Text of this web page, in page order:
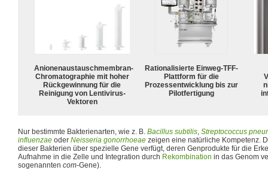
Anionenaustauschmembran-
Chromatographie mit hoher
Rückgewinnung für die
Reinigung von Lentivirus-
Vektoren
Rationalisierte Einweg-TFF-
Plattform für die
Prozessentwicklung bis zur
Pilotfertigung
Nur bestimmte Bakterienarten, wie z. B. Bacillus subtilis, Streptococcus
influenzae oder Neisseria gonorrhoeae zeigen eine natürliche Kompetenz.
dieser Bakterien über spezielle Gene verfügt, deren Genprodukte für die
Aufnahme in die Zelle und Integration durch Rekombination in das Genom
sogenannten com-Gene).